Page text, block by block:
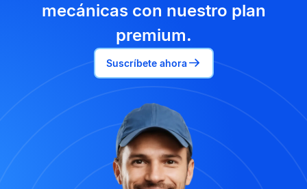
mecánicas con nuestro plan
premium.
Suscríbete ahora